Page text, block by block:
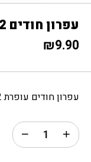
עפרון חודים 2 מ”מ
₪9.90
עפרון חודים עופרת HB 2 מ”מ.